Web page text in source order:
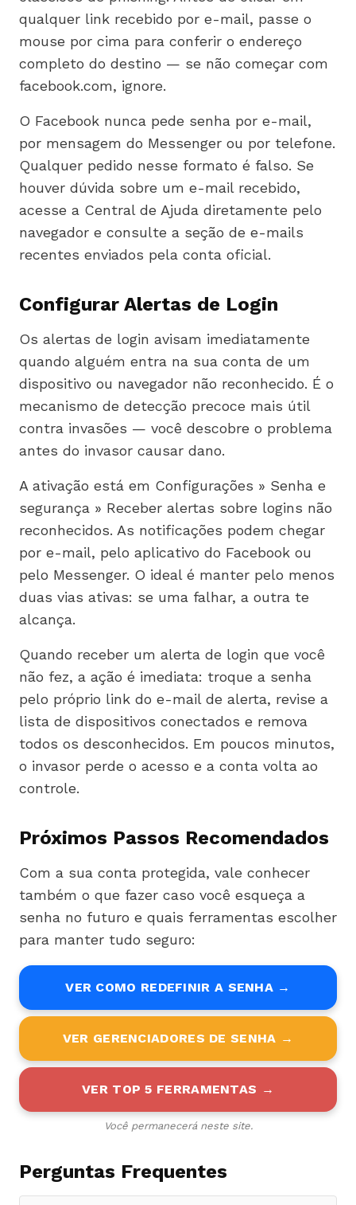
qualquer link recebido por e-mail, passe o
mouse por cima para conferir o endereço
completo do destino — se não começar com
facebook.com, ignore.
O Facebook nunca pede senha por e-mail,
por mensagem do Messenger ou por telefone.
Qualquer pedido nesse formato é falso. Se
houver dúvida sobre um e-mail recebido,
acesse a Central de Ajuda diretamente pelo
navegador e consulte a seção de e-mails
recentes enviados pela conta oficial.
Configurar Alertas de Login
Os alertas de login avisam imediatamente
quando alguém entra na sua conta de um
dispositivo ou navegador não reconhecido. É o
mecanismo de detecção precoce mais útil
contra invasões — você descobre o problema
antes do invasor causar dano.
A ativação está em Configurações » Senha e
segurança » Receber alertas sobre logins não
reconhecidos. As notificações podem chegar
por e-mail, pelo aplicativo do Facebook ou
pelo Messenger. O ideal é manter pelo menos
duas vias ativas: se uma falhar, a outra te
alcança.
Quando receber um alerta de login que você
não fez, a ação é imediata: troque a senha
pelo próprio link do e-mail de alerta, revise a
lista de dispositivos conectados e remova
todos os desconhecidos. Em poucos minutos,
o invasor perde o acesso e a conta volta ao
controle.
Próximos Passos Recomendados
Com a sua conta protegida, vale conhecer
também o que fazer caso você esqueça a
senha no futuro e quais ferramentas escolher
para manter tudo seguro:
VER COMO REDEFINIR A SENHA →
VER GERENCIADORES DE SENHA →
VER TOP 5 FERRAMENTAS →
Você permanecerá neste site.
Perguntas Frequentes